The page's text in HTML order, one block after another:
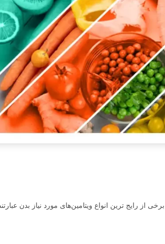
از رایج ترین انواع ویتامین‌های مورد نیاز بدن